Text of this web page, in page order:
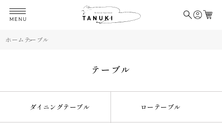
MENU
ホーム テーブル
テーブル
ダイニングテーブル ローテーブル